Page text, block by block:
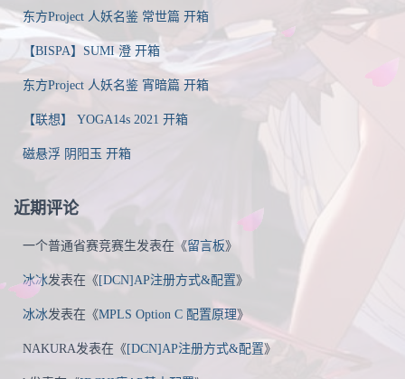
航
东方Project 人妖名鉴 常世篇 开箱
【BISPA】SUMI 澄 开箱
东方Project 人妖名鉴 宵暗篇 开箱
【联想】 YOGA14s 2021 开箱
磁悬浮 阴阳玉 开箱
近期评论
一个普通省赛竞赛生发表在《留言板》
冰冰发表在《[DCN]AP注册方式&配置》
冰冰发表在《MPLS Option C 配置原理》
NAKURA发表在《[DCN]AP注册方式&配置》